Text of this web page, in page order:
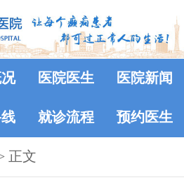
医院医生 医院新闻
就诊流程 预约医生
正文